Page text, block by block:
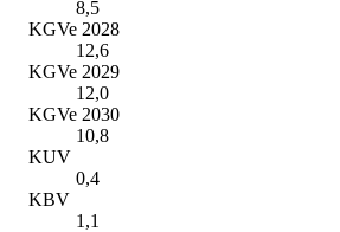
8,5
KGVe 2028
12,6
KGVe 2029
12,0
KGVe 2030
10,8
KUV
0,4
KBV
1,1